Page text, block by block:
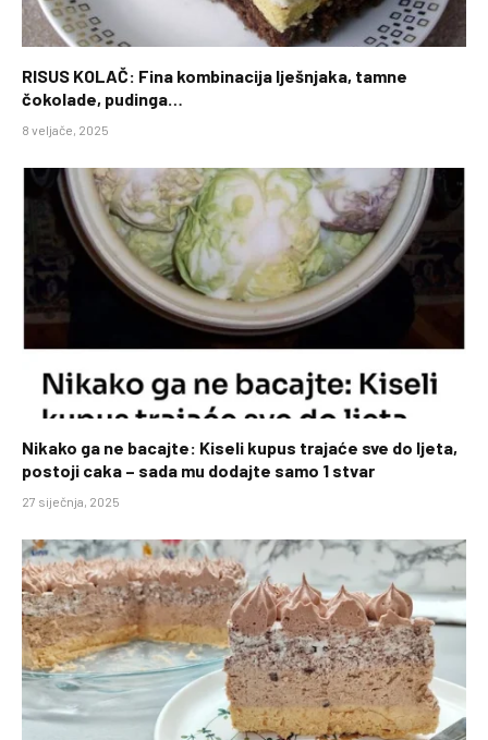
RISUS KOLAČ: Fina kombinacija lješnjaka, tamne
čokolade, pudinga…
8 veljače, 2025
Nikako ga ne bacajte: Kiseli kupus trajaće sve do ljeta,
postoji caka – sada mu dodajte samo 1 stvar
27 siječnja, 2025